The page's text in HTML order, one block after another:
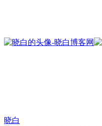
晓白